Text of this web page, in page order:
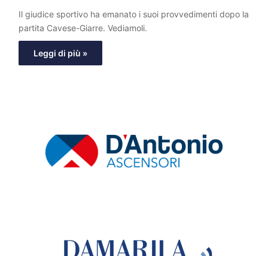
Il giudice sportivo ha emanato i suoi provvedimenti dopo la
partita Cavese-Giarre. Vediamoli.
Leggi di più »